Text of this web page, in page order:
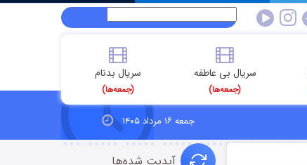
سریال بی عاطفه
(جمعه‌ها)
سریال بدنام
(جمعه‌ها)
جمعه ۱۶ مرداد ۱۴۰۵
آپدیت شده‌ها